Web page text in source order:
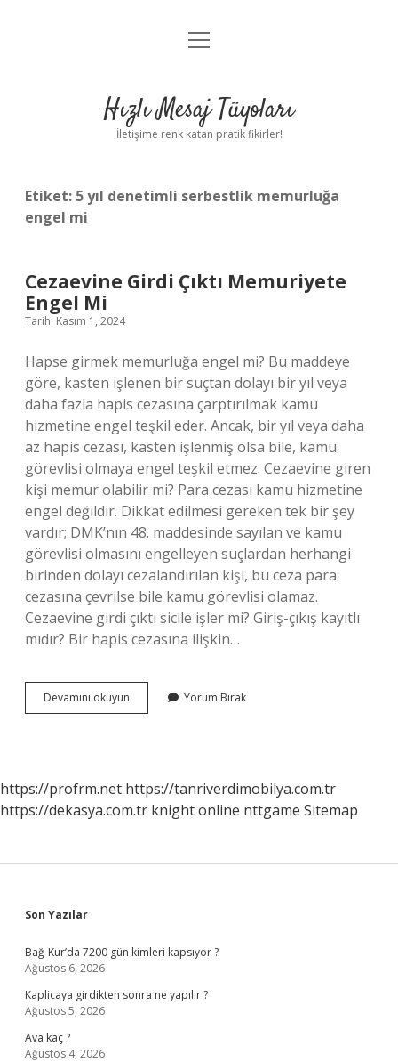
Anasayfa
Yasal Uyarı
menüyü
Hızlı Mesaj Tüyoları
İletişime renk katan pratik fikirler!
Etiket: 5 yıl denetimli serbestlik memurluğa
engel mi
Cezaevine Girdi Çıktı Memuriyete
Engel Mi
Tarih: Kasım 1, 2024
Hapse girmek memurluğa engel mi? Bu maddeye
göre, kasten işlenen bir suçtan dolayı bir yıl veya
daha fazla hapis cezasına çarptırılmak kamu
hizmetine engel teşkil eder. Ancak, bir yıl veya daha
az hapis cezası, kasten işlenmiş olsa bile, kamu
görevlisi olmaya engel teşkil etmez. Cezaevine giren
kişi memur olabilir mi? Para cezası kamu hizmetine
engel değildir. Dikkat edilmesi gereken tek bir şey
vardır; DMK’nın 48. maddesinde sayılan ve kamu
görevlisi olmasını engelleyen suçlardan herhangi
birinden dolayı cezalandırılan kişi, bu ceza para
cezasına çevrilse bile kamu görevlisi olamaz.
Cezaevine girdi çıktı sicile işler mi? Giriş-çıkış kayıtlı
mıdır? Bir hapis cezasına ilişkin…
Devamını okuyun Cezaevine
Girdi
Yorum Bırak
https://profrm.net https://tanriverdimobilya.com.tr
https://dekasya.com.tr knight online nttgame Sitemap
Sidebar
Son Yazılar
Bağ-Kur’da 7200 gün kimleri kapsıyor ?
Ağustos 6, 2026
Kaplicaya girdikten sonra ne yapılır ?
Ağustos 5, 2026
Ava kaç ?
Ağustos 4, 2026